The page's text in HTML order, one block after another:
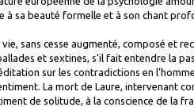
à sa beauté formelle et à son chant
sans cesse augmenté, composé et
et sextines, s’il fait entendre la
sur les contradictions en
La mort de Laure, intervenant
de solitude, à la conscience de